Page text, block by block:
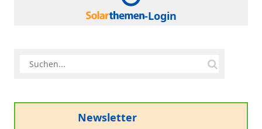
-Login
Newsletter